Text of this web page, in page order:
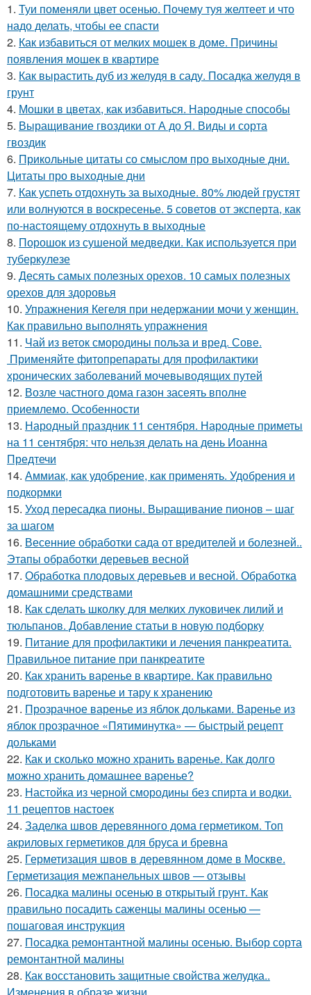
1. Туи поменяли цвет осенью. Почему туя желтеет и что
надо делать, чтобы ее спасти
2. Как избавиться от мелких мошек в доме. Причины
появления мошек в квартире
3. Как вырастить дуб из желудя в саду. Посадка желудя в
грунт
4. Мошки в цветах, как избавиться. Народные способы
5. Выращивание гвоздики от А до Я. Виды и сорта
гвоздик
6. Прикольные цитаты со смыслом про выходные дни.
Цитаты про выходные дни
7. Как успеть отдохнуть за выходные. 80% людей грустят
или волнуются в воскресенье. 5 советов от эксперта, как
по-настоящему отдохнуть в выходные
8. Порошок из сушеной медведки. Как используется при
туберкулезе
9. Десять самых полезных орехов. 10 самых полезных
орехов для здоровья
10. Упражнения Кегеля при недержании мочи у женщин.
Как правильно выполнять упражнения
11. Чай из веток смородины польза и вред. Сове.
Применяйте фитопрепараты для профилактики
хронических заболеваний мочевыводящих путей
12. Возле частного дома газон засеять вполне
приемлемо. Особенности
13. Народный праздник 11 сентября. Народные приметы
на 11 сентября: что нельзя делать на день Иоанна
Предтечи
14. Аммиак, как удобрение, как применять. Удобрения и
подкормки
15. Уход пересадка пионы. Выращивание пионов – шаг
за шагом
16. Весенние обработки сада от вредителей и болезней..
Этапы обработки деревьев весной
17. Обработка плодовых деревьев и весной. Обработка
домашними средствами
18. Как сделать школку для мелких луковичек лилий и
тюльпанов. Добавление статьи в новую подборку
19. Питание для профилактики и лечения панкреатита.
Правильное питание при панкреатите
20. Как хранить варенье в квартире. Как правильно
подготовить варенье и тару к хранению
21. Прозрачное варенье из яблок дольками. Варенье из
яблок прозрачное «Пятиминутка» — быстрый рецепт
дольками
22. Как и сколько можно хранить варенье. Как долго
можно хранить домашнее варенье?
23. Настойка из черной смородины без спирта и водки.
11 рецептов настоек
24. Заделка швов деревянного дома герметиком. Топ
акриловых герметиков для бруса и бревна
25. Герметизация швов в деревянном доме в Москве.
Герметизация межпанельных швов — отзывы
26. Посадка малины осенью в открытый грунт. Как
правильно посадить саженцы малины осенью —
пошаговая инструкция
27. Посадка ремонтантной малины осенью. Выбор сорта
ремонтантной малины
28. Как восстановить защитные свойства желудка..